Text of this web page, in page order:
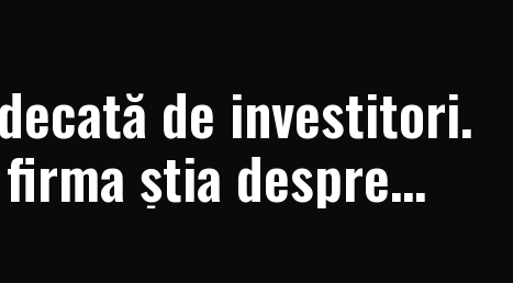
de investitori.
știa despre
al lui Kanye